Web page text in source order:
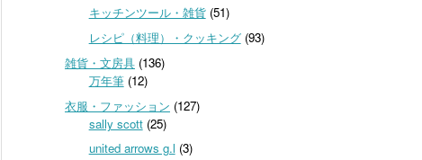
キッチンツール・雑貨(51)
レシピ（料理）・クッキング(93)
雑貨・文房具(136)
万年筆(12)
衣服・ファッション (127)
sally scott(25)
united arrows g.l (3)